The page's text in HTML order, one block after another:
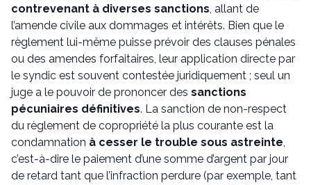
contrevenant à diverses sanctions, allant de
l’amende civile aux dommages et intérêts. Bien que le
règlement lui-même puisse prévoir des clauses pénales
ou des amendes forfaitaires, leur application directe par
le syndic est souvent contestée juridiquement ; seul un
juge a le pouvoir de prononcer des sanctions
pécuniaires définitives. La sanction de non-respect
du règlement de copropriété la plus courante est la
condamnation à cesser le trouble sous astreinte,
c’est-à-dire le paiement d’une somme d’argent par jour
de retard tant que l’infraction perdure (par exemple, tant